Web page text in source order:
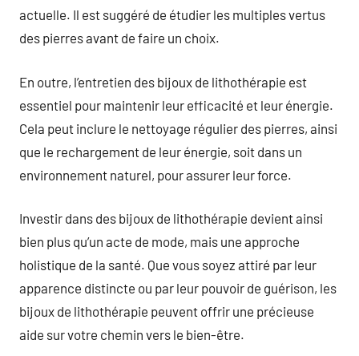
actuelle. Il est suggéré de étudier les multiples vertus
des pierres avant de faire un choix.
En outre, l’entretien des bijoux de lithothérapie est
essentiel pour maintenir leur efficacité et leur énergie.
Cela peut inclure le nettoyage régulier des pierres, ainsi
que le rechargement de leur énergie, soit dans un
environnement naturel, pour assurer leur force.
Investir dans des bijoux de lithothérapie devient ainsi
bien plus qu’un acte de mode, mais une approche
holistique de la santé. Que vous soyez attiré par leur
apparence distincte ou par leur pouvoir de guérison, les
bijoux de lithothérapie peuvent offrir une précieuse
aide sur votre chemin vers le bien-être.